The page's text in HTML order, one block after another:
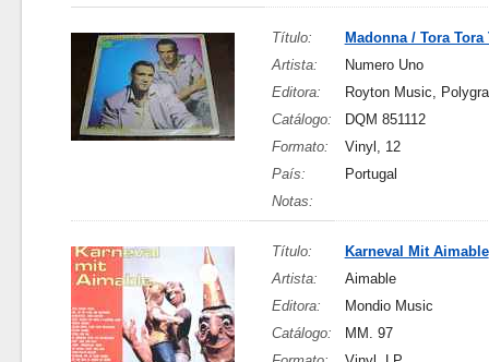
Título:
Madonna / Tora Tora
Artista:
Numero Uno
Editora:
Royton Music,
Catálogo:
DQM 851112
Formato:
Vinyl, 12
País:
Portugal
Notas:
Título:
Karneval Mit Aimable
Artista:
Aimable
Editora:
Mondio Music
Catálogo:
MM. 97